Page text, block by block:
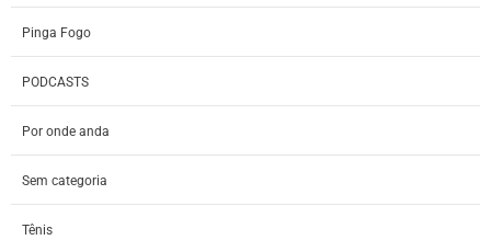
Pinga Fogo
PODCASTS
Por onde anda
Sem categoria
Tênis